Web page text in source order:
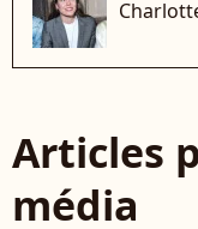
Articles
média